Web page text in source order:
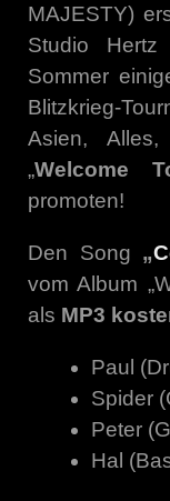
MAJESTY)
Studio
Sommer
Blitzkrieg-
Asien,
„Welcome
promoten!
Den Song „
vom Album
als MP3
Paul
Spider
Peter
Hal